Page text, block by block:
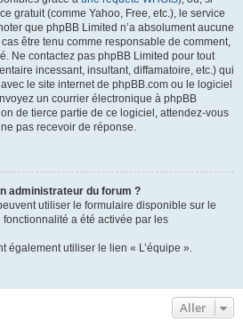
gratuit (comme Yahoo, Free, etc.), le service
que phpBB Limited n’a absolument aucune
être tenu comme responsable de comment,
Ne contactez pas phpBB Limited pour tout
incessant, insultant, diffamatoire, etc.) qui
le site internet de phpBB.com ou le logiciel
un courrier électronique à phpBB
de tierce partie de ce logiciel, attendez-vous
pas recevoir de réponse.
administrateur du forum ?
utiliser le formulaire disponible sur le
fonctionnalité a été activée par les
également utiliser le lien « L’équipe ».
Aller